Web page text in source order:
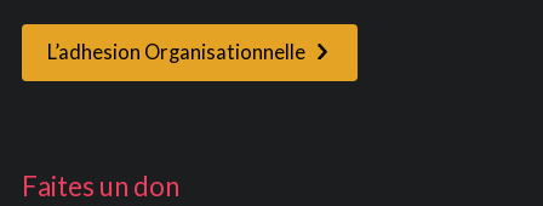
L’adhesion Organisationnelle
Faites un don